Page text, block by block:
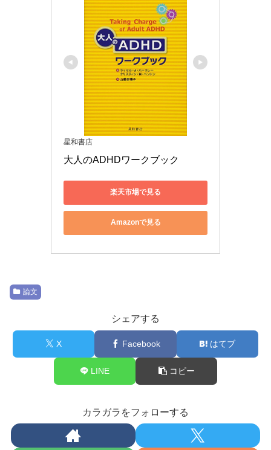
星和書店
大人のADHDワークブック
楽天市場で見る
Amazonで見る
論文
シェアする
X Facebook はてブ
LINE コピー
カラガラをフォローする